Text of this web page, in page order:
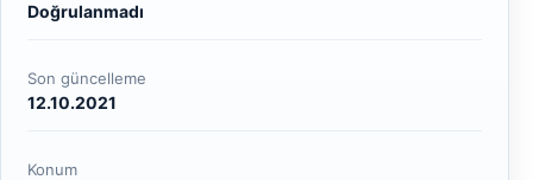
Doğrulanmadı
Son güncelleme
12.10.2021
Konum